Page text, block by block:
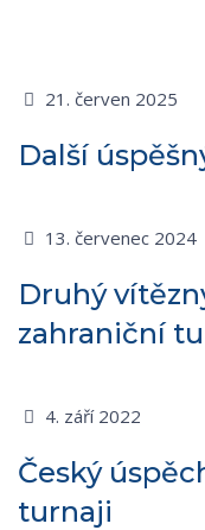
21. červen 2025
Další
13. červenec 2024
Druhý
zahraniční
4. září 2022
Český
turnaji